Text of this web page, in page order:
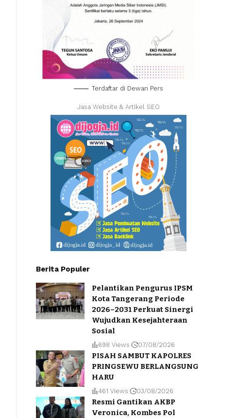
Terdaftar di Dewan Pers
Jasa Website & Artikel SEO
Berita Populer
Pelantikan Pengurus IPSM
Kota Tangerang Periode
2026–2031 Perkuat Sinergi
Wujudkan Kesejahteraan
Sosial
698 Views 07/08/2026
PISAH SAMBUT KAPOLRES
PRINGSEWU BERLANGSUNG
HARU
461 Views 03/08/2026
Resmi Gantikan AKBP
Veronica, Kombes Pol